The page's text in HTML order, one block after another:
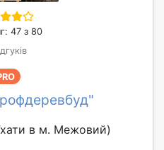
47 з 80
в м. Межовий)